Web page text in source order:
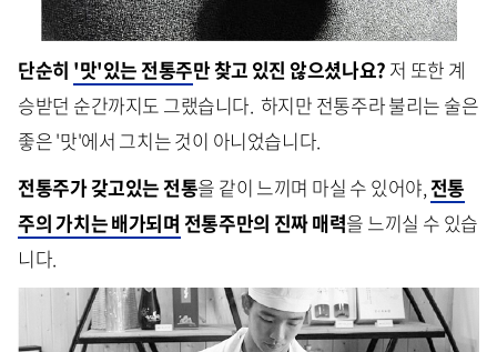
단순히 '맛'있는 전통주만 찾고 있진 않으셨나요? 저 또한 계
승받던 순간까지도 그랬습니다. 하지만 전통주라 불리는 술은
좋은 '맛'에서 그치는 것이 아니었습니다.
전통주가 갖고있는 전통을 같이 느끼며 마실 수 있어야,전통
주의 가치는 배가되며 전통주만의 진짜 매력을 느끼실 수 있습
니다.